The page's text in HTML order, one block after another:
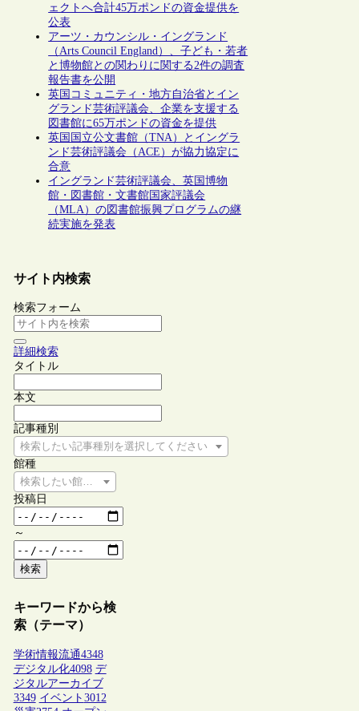
ェクトへ合計45万ポンドの資金提供を
公表
アーツ・カウンシル・イングランド
（Arts Council England）、子ども・若者
と博物館との関わりに関する2件の調査
報告書を公開
英国コミュニティ・地方自治省とイン
グランド芸術評議会、企業を支援する
図書館に65万ポンドの資金を提供
英国国立公文書館（TNA）とイングラ
ンド芸術評議会（ACE）が協力協定に
合意
イングランド芸術評議会、英国博物
館・図書館・文書館国家評議会
（MLA）の図書館振興プログラムの継
続実施を発表
サイト内検索
検索フォーム
詳細検索
タイトル
本文
記事種別
検索したい記事種別を選択してください
館種
検索したい館種を選択してください
投稿日
～
検索
キーワードから検
索（テーマ）
学術情報流通4348
デジタル化4098 デ
ジタルアーカイブ
3349 イベント 3012